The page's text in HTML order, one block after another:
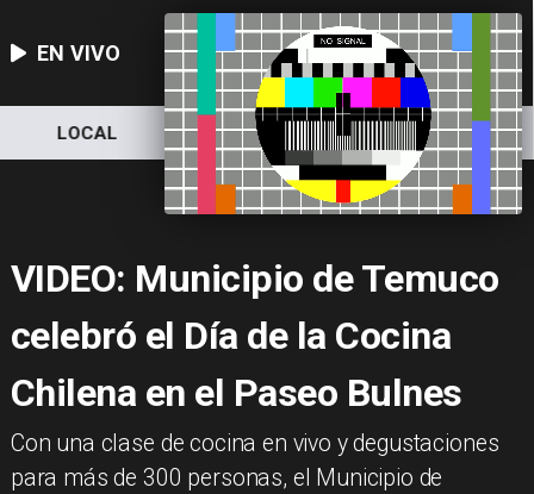
EN VIVO
LOCAL NACIONAL DEPORTES
VIDEO: Municipio de Temuco
celebró el Día de la Cocina
Chilena en el Paseo Bulnes
​Con una clase de cocina en vivo y degustaciones
para más de 300 personas, el Municipio de